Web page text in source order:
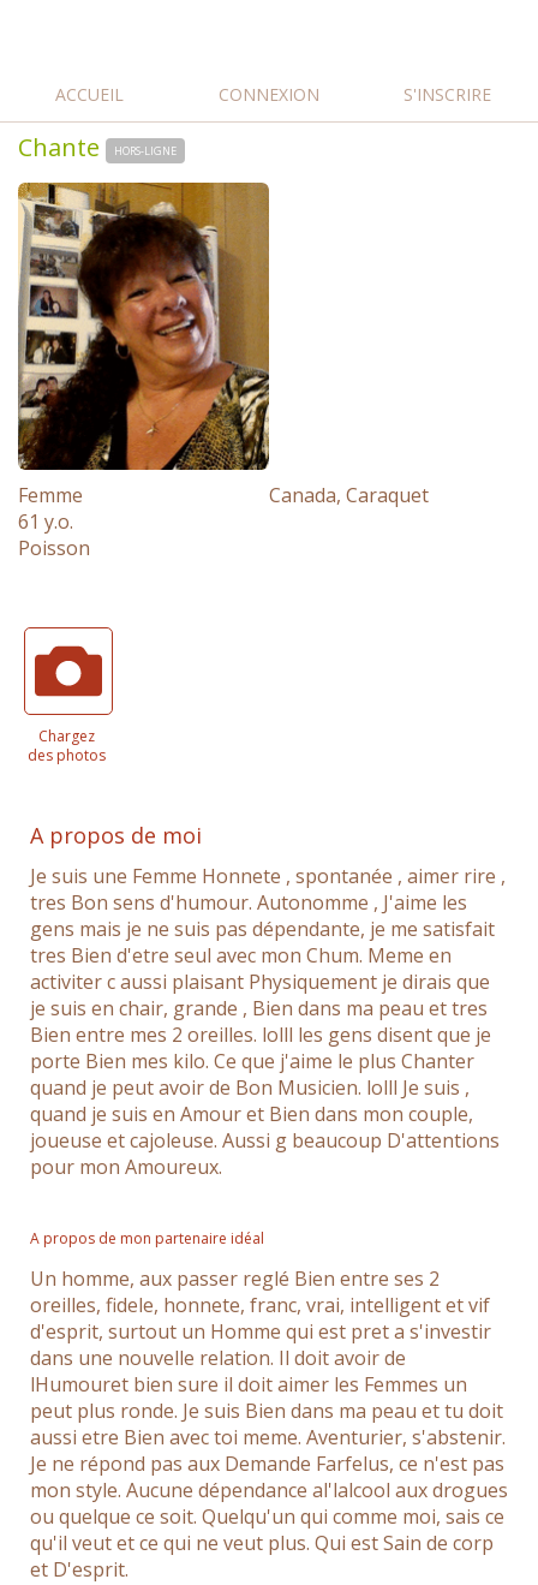
ACCUEIL CONNEXION S'INSCRIRE
Chante HORS-LIGNE
Femme
61 y.o.
Poisson
Canada, Caraquet
Chargez
des photos
A propos de moi
Je suis une Femme Honnete , spontanée , aimer rire ,
tres Bon sens d'humour. Autonomme , J'aime les
gens mais je ne suis pas dépendante, je me satisfait
tres Bien d'etre seul avec mon Chum. Meme en
activiter c aussi plaisant Physiquement je dirais que
je suis en chair, grande , Bien dans ma peau et tres
Bien entre mes 2 oreilles. lolll les gens disent que je
porte Bien mes kilo. Ce que j'aime le plus Chanter
quand je peut avoir de Bon Musicien. lolll Je suis ,
quand je suis en Amour et Bien dans mon couple,
joueuse et cajoleuse. Aussi g beaucoup D'attentions
pour mon Amoureux.
A propos de mon partenaire idéal
Un homme, aux passer reglé Bien entre ses 2
oreilles, fidele, honnete, franc, vrai, intelligent et vif
d'esprit, surtout un Homme qui est pret a s'investir
dans une nouvelle relation. Il doit avoir de
lHumouret bien sure il doit aimer les Femmes un
peut plus ronde. Je suis Bien dans ma peau et tu doit
aussi etre Bien avec toi meme. Aventurier, s'abstenir.
Je ne répond pas aux Demande Farfelus, ce n'est pas
mon style. Aucune dépendance al'lalcool aux drogues
ou quelque ce soit. Quelqu'un qui comme moi, sais ce
qu'il veut et ce qui ne veut plus. Qui est Sain de corp
et D'esprit.